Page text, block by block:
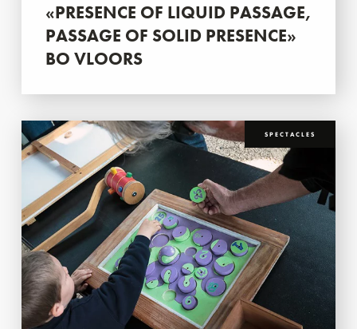
«PRESENCE OF LIQUID PASSAGE,
PASSAGE OF SOLID PRESENCE»
BO VLOORS
SPECTACLES